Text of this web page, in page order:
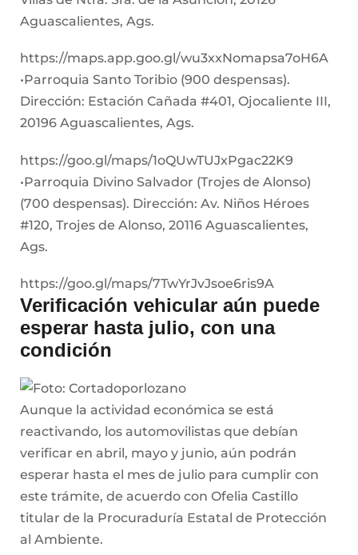
Aguascalientes, Ags.
https://maps.app.goo.gl/wu3xxNomapsa7oH6A
•Parroquia Santo Toribio (900 despensas).
Dirección: Estación Cañada #401, Ojocaliente III,
20196 Aguascalientes, Ags.
https://goo.gl/maps/1oQUwTUJxPgac22K9
•Parroquia Divino Salvador (Trojes de Alonso)
(700 despensas). Dirección: Av. Niños Héroes
#120, Trojes de Alonso, 20116 Aguascalientes,
Ags.
https://goo.gl/maps/7TwYrJvJsoe6ris9A
Verificación vehicular aún puede
esperar hasta julio, con una
condición
Aunque la actividad económica se está
reactivando, los automovilistas que debían
verificar en abril, mayo y junio, aún podrán
esperar hasta el mes de julio para cumplir con
este trámite, de acuerdo con Ofelia Castillo
titular de la Procuraduría Estatal de Protección
al Ambiente.